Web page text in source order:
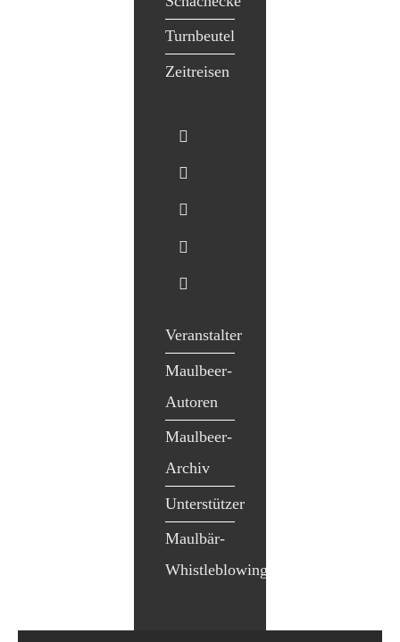
Turnbeutel
Zeitreisen
Veranstalter
Maulbeer-
Autoren
Maulbeer-
Archiv
Unterstützer
Maulbär-
Whistleblowing